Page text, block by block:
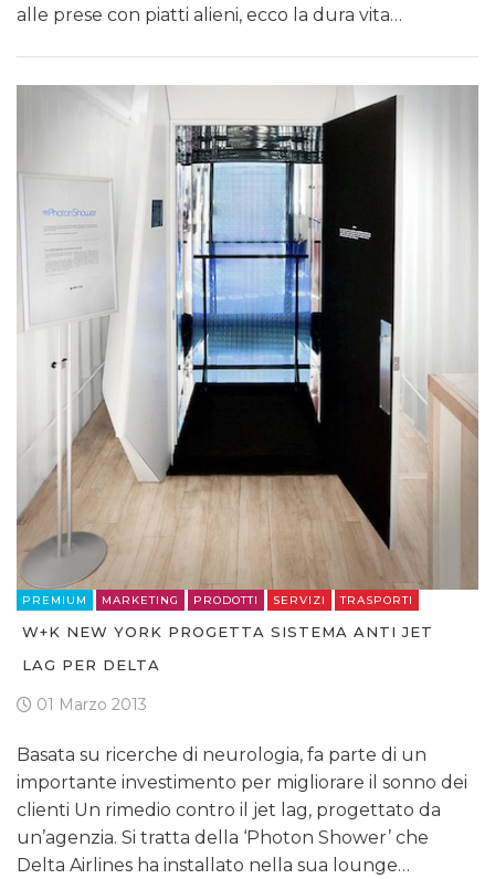
alle prese con piatti alieni, ecco la dura vita…
PREMIUM MARKETING PRODOTTI SERVIZI TRASPORTI
W+K NEW YORK PROGETTA SISTEMA ANTI JET
LAG PER DELTA
01 Marzo 2013
Basata su ricerche di neurologia, fa parte di un
importante investimento per migliorare il sonno dei
clienti Un rimedio contro il jet lag, progettato da
un’agenzia. Si tratta della ‘Photon Shower’ che
Delta Airlines ha installato nella sua lounge…